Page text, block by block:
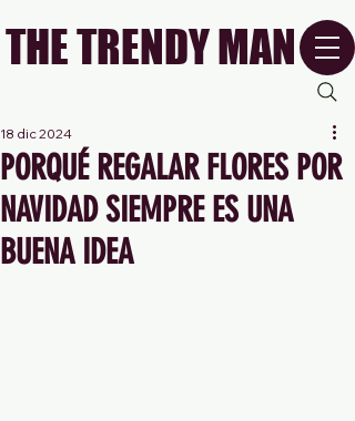
THE TRENDY MAN
PORQUÉ REGALAR FLORES POR
NAVIDAD SIEMPRE ES UNA
BUENA IDEA
18 dic 2024